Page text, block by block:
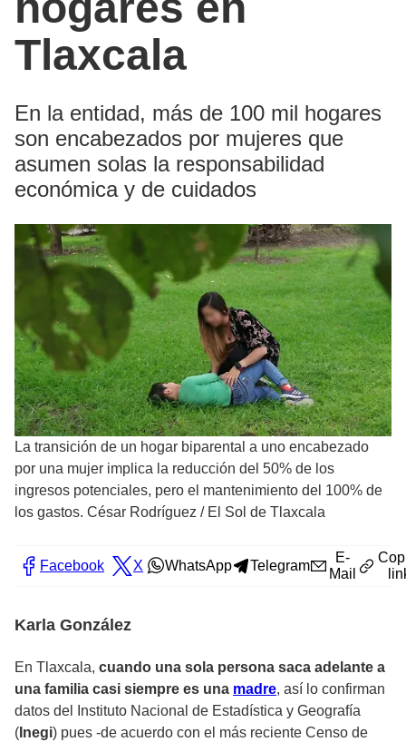
Tlaxcala
En la entidad, más de 100 mil hogares
son encabezados por mujeres que
asumen solas la responsabilidad
económica y de cuidados
La transición de un hogar biparental a uno encabezado
por una mujer implica la reducción del 50% de los
ingresos potenciales, pero el mantenimiento del 100% de
los gastos. César Rodríguez / El Sol de Tlaxcala
Facebook X WhatsApp Telegram
E-
Mail
Karla González
En Tlaxcala, cuando una sola persona saca adelante a
una familia casi siempre es una madre, así lo confirman
datos del Instituto Nacional de Estadística y Geografía
( Inegi) pues -de acuerdo con el más reciente Censo de